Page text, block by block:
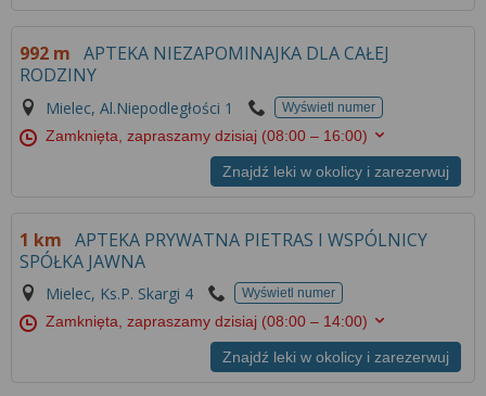
992 m APTEKA NIEZAPOMINAJKA DLA CAŁEJ
RODZINY
Mielec, Al.Niepodległości 1 Wyświetl numer
Zamknięta, zapraszamy dzisiaj (08:00 – 16:00)
Znajdź leki w okolicy i zarezerwuj
1 km APTEKA PRYWATNA PIETRAS I WSPÓLNICY
SPÓŁKA JAWNA
Mielec, Ks.P. Skargi 4 Wyświetl numer
Zamknięta, zapraszamy dzisiaj (08:00 – 14:00)
Znajdź leki w okolicy i zarezerwuj